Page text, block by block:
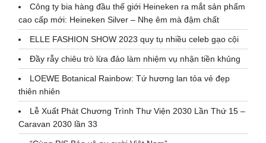
Công ty bia hàng đầu thế giới Heineken ra mắt sản phẩm
cao cấp mới: Heineken Silver – Nhẹ êm mà đậm chất
ELLE FASHION SHOW 2023 quy tụ nhiều celeb gạo cội
Đầy rẫy chiêu trò lừa đảo làm nhiệm vụ nhận tiền khủng
LOEWE Botanical Rainbow: Tứ hương lan tỏa vẻ đẹp
thiên nhiên
Lễ Xuất Phát Chương Trình Thư Viện 2030 Lần Thứ 15 –
Caravan 2030 lần 33